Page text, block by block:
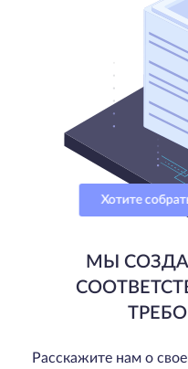
Хотите
МЫ
Расскажите нам о